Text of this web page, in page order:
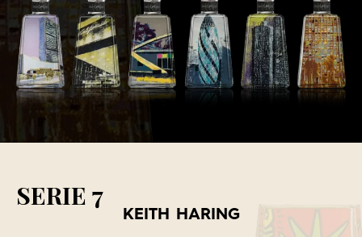
SERIE 7
KEITH HARING